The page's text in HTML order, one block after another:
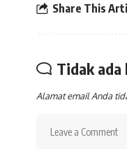
Share This
Tidak ada
Alamat email Anda